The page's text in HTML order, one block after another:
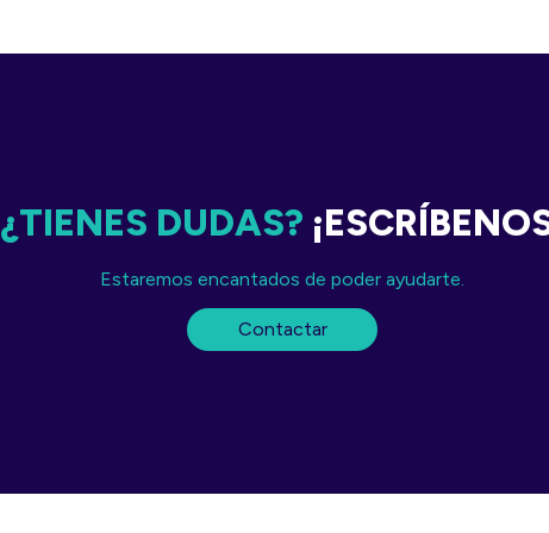
¿TIENES DUDAS?
Estaremos encantados de poder ayudarte.
Contactar